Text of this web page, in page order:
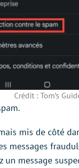
Crédit : Tom’s
mis de côté
messages
message